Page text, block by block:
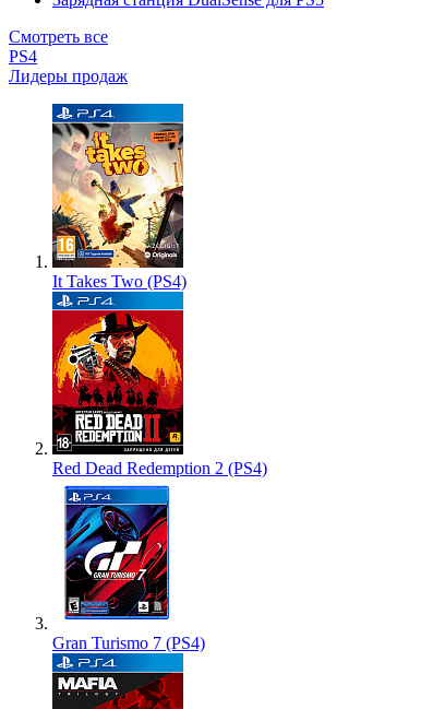
Смотреть все
PS4
Лидеры продаж
It Takes Two (PS4)
Red Dead Redemption 2 (PS4)
Gran Turismo 7 (PS4)